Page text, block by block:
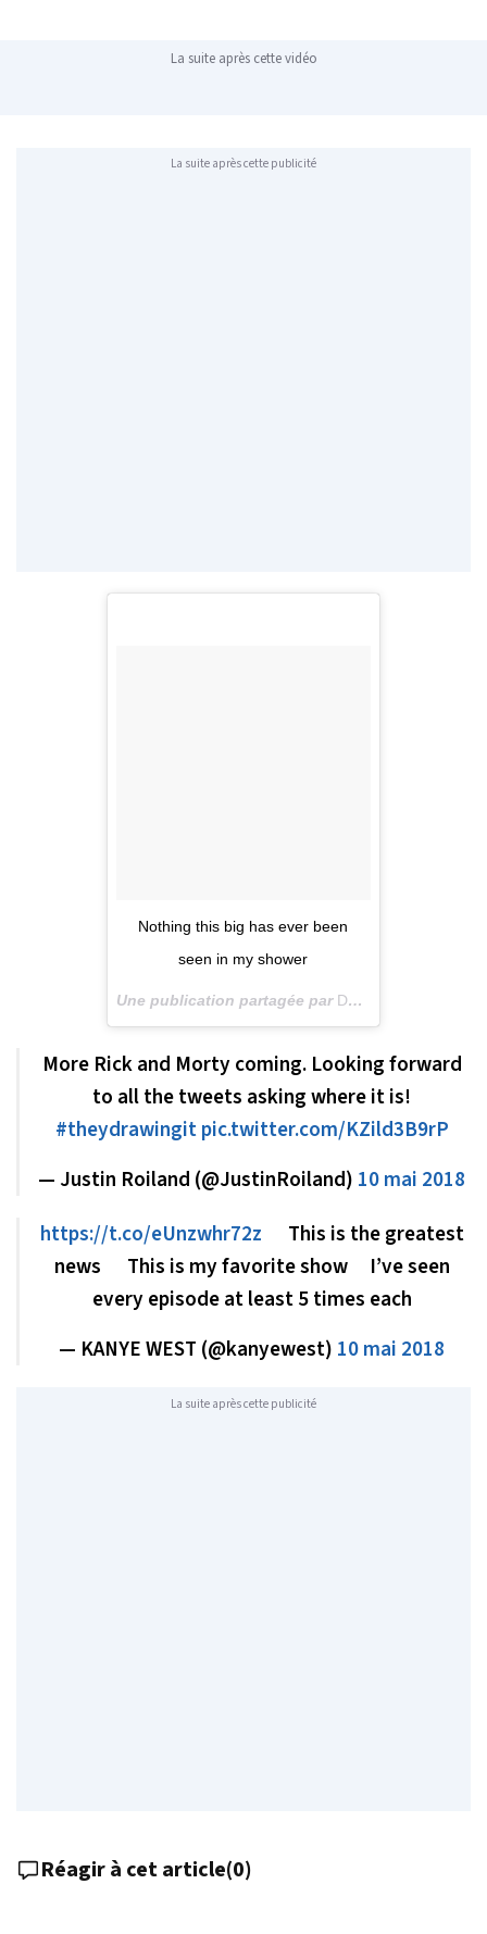
La suite après cette vidéo
La suite après cette publicité
Nothing this big has ever been
seen in my shower
Une publication partagée par Dan Harmon
More Rick and Morty coming. Looking forward
to all the tweets asking where it is!
#theydrawingitpic.twitter.com/KZild3B9rP
— Justin Roiland (@JustinRoiland) 10 mai 2018
https://t.co/eUnzwhr72z This is the greatest
news This is my favorite show I’ve seen
every episode at least 5 times each
— KANYE WEST (@kanyewest) 10 mai 2018
La suite après cette publicité
Réagir à cet article(0)